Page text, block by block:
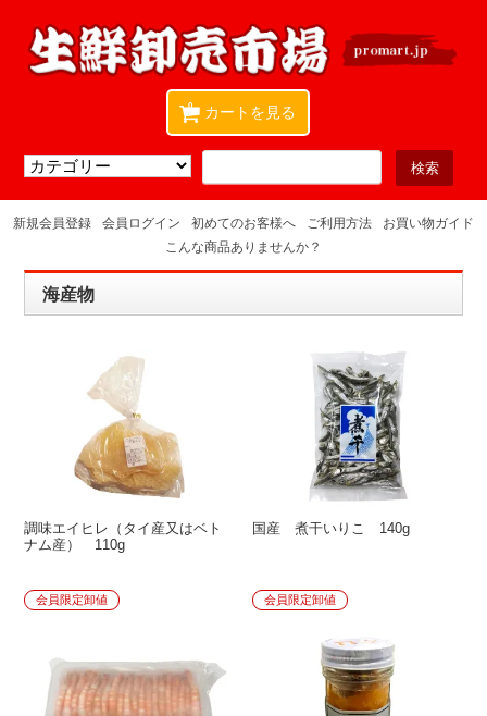
カートを見る
0
新規会員登録 会員ログイン 初めてのお客様へ ご利用方法
お買い物ガイド
こんな商品ありませんか？
海産物
調味エイヒレ（タイ産又はベト
ナム産） 110g
会員限定卸値
国産 煮干いりこ 140g
会員限定卸値